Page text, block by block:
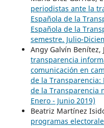
periodistas ante la
Española de la
Española de la
semestre. Julio-
Angy Galvín Benítez,
transparencia
comunicación en
de la Transparencia:
de la Transparencia
Enero - Junio 2019)
Beatriz Martínez
programas